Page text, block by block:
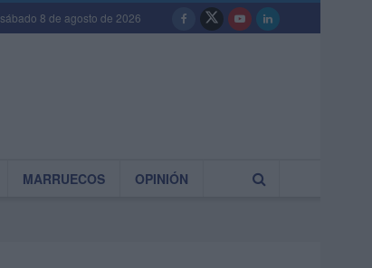
sábado 8 de agosto de 2026
MARRUECOS OPINIÓN